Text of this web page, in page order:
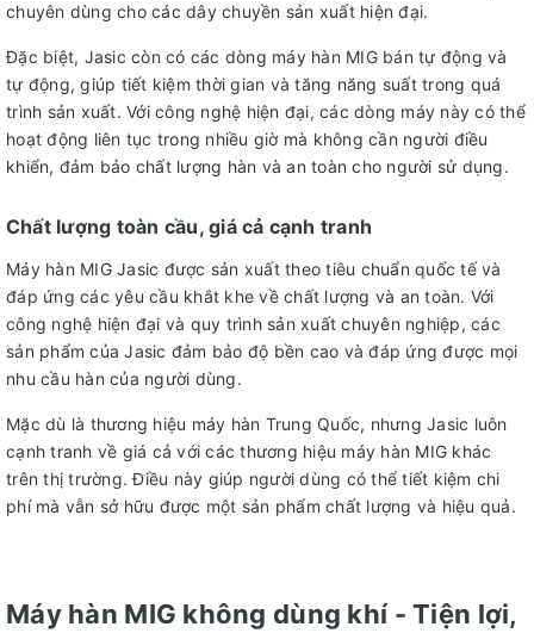
chuyên dùng cho các dây chuyền sản xuất hiện đại.
Đặc biệt, Jasic còn có các dòng máy hàn MIG bán tự động và
tự động, giúp tiết kiệm thời gian và tăng năng suất trong quá
trình sản xuất. Với công nghệ hiện đại, các dòng máy này có thể
hoạt động liên tục trong nhiều giờ mà không cần người điều
khiển, đảm bảo chất lượng hàn và an toàn cho người sử dụng.
Chất lượng toàn cầu, giá cả cạnh tranh
Máy hàn MIG Jasic được sản xuất theo tiêu chuẩn quốc tế và
đáp ứng các yêu cầu khắt khe về chất lượng và an toàn. Với
công nghệ hiện đại và quy trình sản xuất chuyên nghiệp, các
sản phẩm của Jasic đảm bảo độ bền cao và đáp ứng được mọi
nhu cầu hàn của người dùng.
Mặc dù là thương hiệu máy hàn Trung Quốc, nhưng Jasic luôn
cạnh tranh về giá cả với các thương hiệu máy hàn MIG khác
trên thị trường. Điều này giúp người dùng có thể tiết kiệm chi
phí mà vẫn sở hữu được một sản phẩm chất lượng và hiệu quả.
Máy hàn MIG không dùng khí - Tiện lợi,